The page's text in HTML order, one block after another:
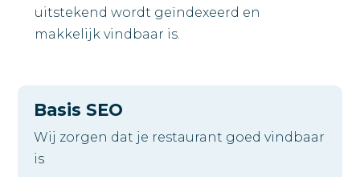
uitstekend wordt geïndexeerd en
makkelijk vindbaar is.
Basis SEO
Wij zorgen dat je restaurant goed vindbaar
is